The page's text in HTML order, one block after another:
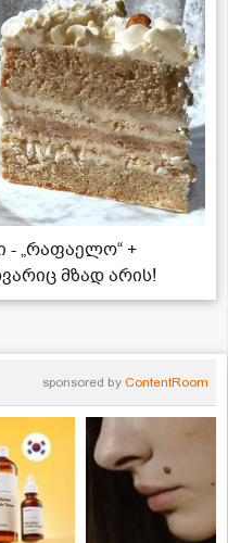
- „რაფაელო“ +
მზად არის!
sponsored by ContentRoom